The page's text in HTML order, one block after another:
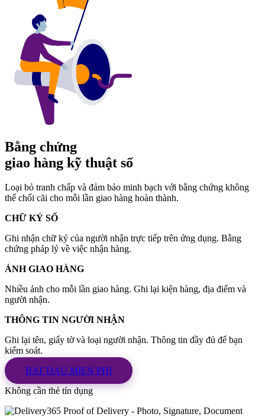
Bằng chứng
giao hàng kỹ thuật số
Loại bỏ tranh chấp và đảm bảo minh bạch với bằng chứng không
thể chối cãi cho mỗi lần giao hàng hoàn thành.
CHỮ KÝ SỐ
Ghi nhận chữ ký của người nhận trực tiếp trên ứng dụng. Bằng
chứng pháp lý về việc nhận hàng.
ẢNH GIAO HÀNG
Nhiều ảnh cho mỗi lần giao hàng. Ghi lại kiện hàng, địa điểm và
người nhận.
THÔNG TIN NGƯỜI NHẬN
Ghi lại tên, giấy tờ và loại người nhận. Thông tin đầy đủ để bạn
kiểm soát.
BAT DAU MIEN PHI
Không cần thẻ tín dụng